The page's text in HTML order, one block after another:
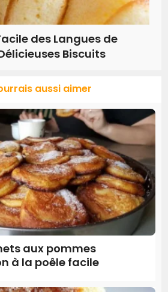
des Langues de
Biscuits
aussi aimer
aux pommes
à la poêle facile